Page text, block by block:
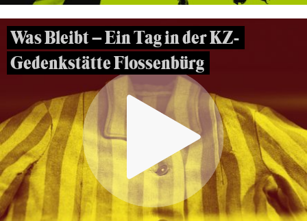
Was Bleibt – Ein Tag in der KZ-
Gedenkstätte Flossenbürg